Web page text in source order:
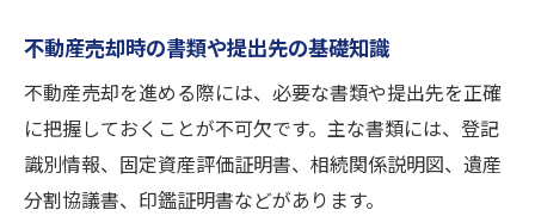
不動産売却時の書類や提出先の基礎知識
不動産売却を進める際には、必要な書類や提出先を正確
に把握しておくことが不可欠です。主な書類には、登記
識別情報、固定資産評価証明書、相続関係説明図、遺産
分割協議書、印鑑証明書などがあります。